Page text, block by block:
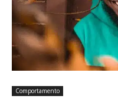
Comportamento